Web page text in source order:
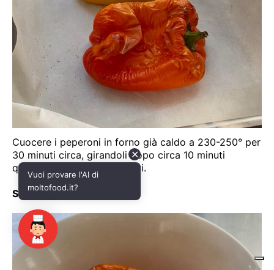
✕
Vuoi provare l'AI di
moltofood.it?